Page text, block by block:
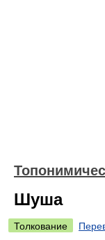
Шуша
Толкование